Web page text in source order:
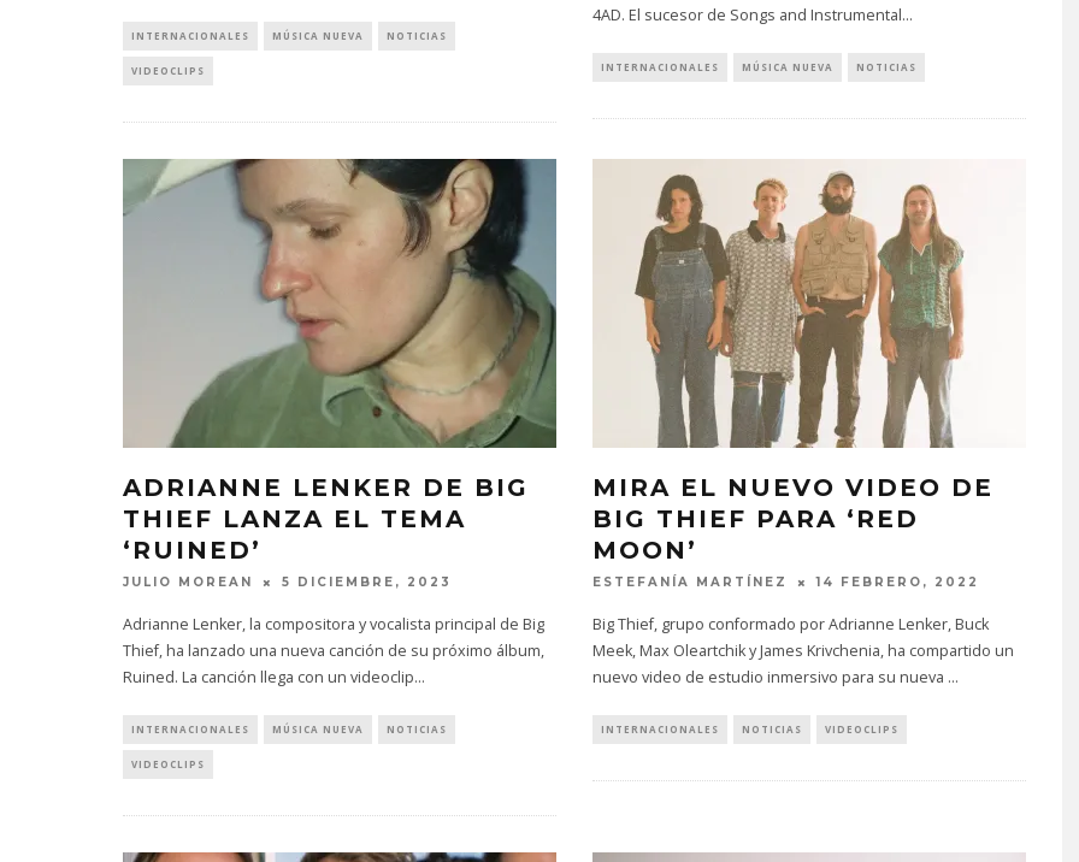
INTERNACIONALES MÚSICA NUEVA NOTICIAS
VIDEOCLIPS
4AD. El sucesor de Songs and Instrumental...
INTERNACIONALES MÚSICA NUEVA NOTICIAS
ADRIANNE LENKER DE BIG
THIEF LANZA EL TEMA
‘RUINED’
JULIO MOREAN 5 DICIEMBRE, 2023
Adrianne Lenker, la compositora y vocalista principal de Big
Thief, ha lanzado una nueva canción de su próximo álbum,
Ruined. La canción llega con un videoclip...
INTERNACIONALES MÚSICA NUEVA NOTICIAS
VIDEOCLIPS
MIRA EL NUEVO VIDEO DE
BIG THIEF PARA ‘RED
MOON’
ESTEFANÍA MARTÍNEZ 14 FEBRERO, 2022
Big Thief, grupo conformado por Adrianne Lenker, Buck
Meek, Max Oleartchik y James Krivchenia, ha compartido un
nuevo video de estudio inmersivo para su nueva ...
INTERNACIONALES NOTICIAS VIDEOCLIPS
MONET IN BLUE EXPLORA LA
JOAQUINA COMPARTE